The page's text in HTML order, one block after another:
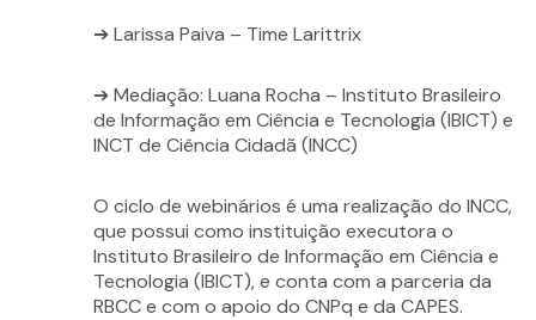
➔ Larissa Paiva – Time Larittrix
➔ Mediação: Luana Rocha – Instituto Brasileiro
de Informação em Ciência e Tecnologia (IBICT) e
INCT de Ciência Cidadã (INCC)
O ciclo de webinários é uma realização do INCC,
que possui como instituição executora o
Instituto Brasileiro de Informação em Ciência e
Tecnologia (IBICT), e conta com a parceria da
RBCC e com o apoio do CNPq e da CAPES.